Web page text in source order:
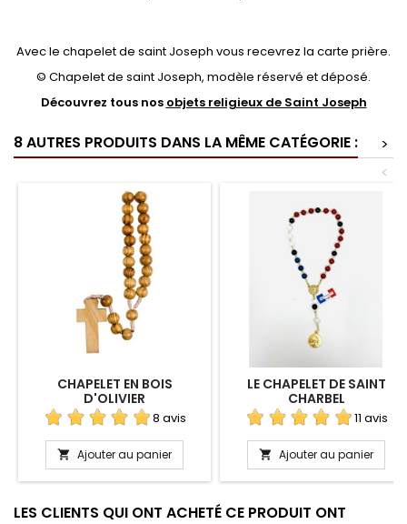
Avec le chapelet de saint Joseph vous recevrez la carte prière.
© Chapelet de saint Joseph, modèle réservé et déposé.
Découvrez tous nos objets religieux de Saint Joseph
8 AUTRES PRODUITS DANS LA MÊME CATÉGORIE :
>
<
CHAPELET EN BOIS
D'OLIVIER
8 avis
 Ajouter au panier
LE CHAPELET DE SAINT
CHARBEL
11 avis
 Ajouter au panier
LES CLIENTS QUI ONT ACHETÉ CE PRODUIT ONT